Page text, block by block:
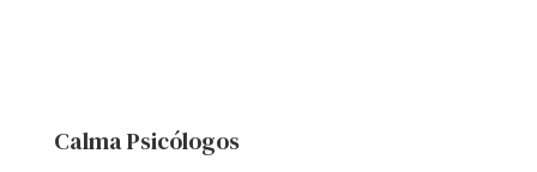
Calma Psicólogos